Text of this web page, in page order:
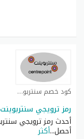
كود خصم سنتربوينت كوبون
رمز ترويجي
أحصل...أكثر